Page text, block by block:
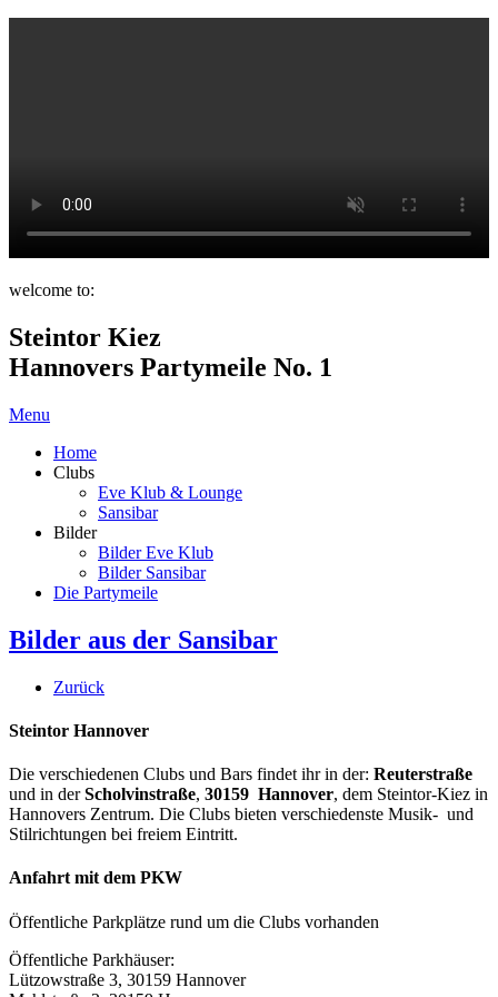
welcome to:
Steintor Kiez
Hannovers Partymeile No. 1
Menu
Home
Clubs
Eve Klub & Lounge
Sansibar
Bilder
Bilder Eve Klub
Bilder Sansibar
Die Partymeile
Bilder aus der Sansibar
Zurück
Steintor Hannover
Die verschiedenen Clubs und Bars findet ihr in der: Reuterstraße
und in derScholvinstraße, 30159 Hannover, dem Steintor-Kiez in
Hannovers Zentrum. Die Clubs bieten verschiedenste Musik- und
Stilrichtungen bei freiem Eintritt.
Anfahrt mit dem PKW
Öffentliche Parkplätze rund um die Clubs vorhanden
Öffentliche Parkhäuser:
Lützowstraße 3, 30159 Hannover